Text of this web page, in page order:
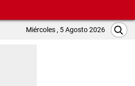
Miércoles , 5 Agosto 2026